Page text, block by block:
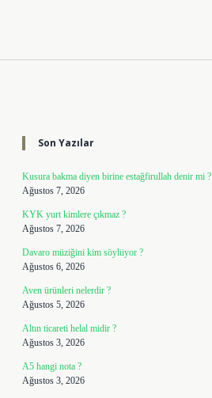
Son Yazılar
Kusura bakma diyen birine estağfirullah denir mi ?
Ağustos 7, 2026
KYK yurt kimlere çıkmaz ?
Ağustos 7, 2026
Davaro müziğini kim söylüyor ?
Ağustos 6, 2026
Aven ürünleri nelerdir ?
Ağustos 5, 2026
Altın ticareti helal midir ?
Ağustos 3, 2026
A5 hangi nota ?
Ağustos 3, 2026